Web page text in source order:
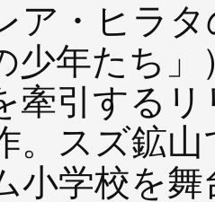
ア・ヒラ
少年たち
牽引する
。スズ鉱
小学校を